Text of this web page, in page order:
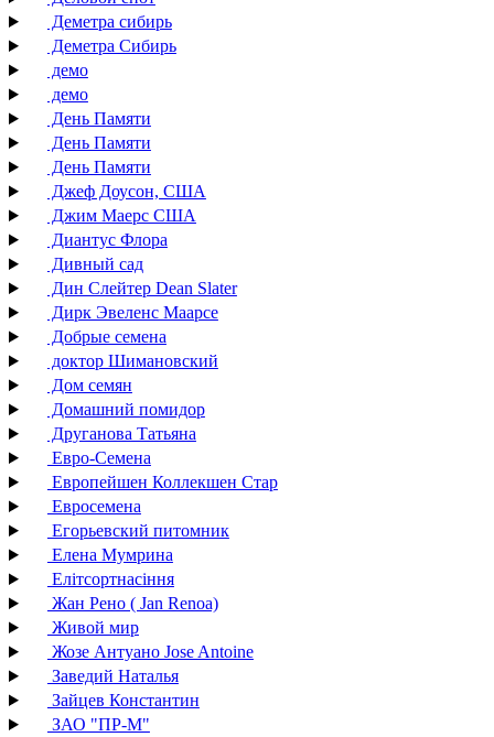
Деметра сибирь
Деметра Сибирь
демо
демо
День Памяти
День Памяти
День Памяти
Джеф Доусон, США
Джим Маерс США
Диантус Флора
Дивный сад
Дин Слейтер Dean Slater
Дирк Эвеленс Маарсе
Добрые семена
доктор Шимановский
Дом семян
Домашний помидор
Друганова Татьяна
Евро-Семена
Европейшен Коллекшен Стар
Евросемена
Егорьевский питомник
Елена Мумрина
Елітсортнасіння
Жан Рено ( Jan Renoa)
Живой мир
Жозе Антуано Jose Antoine
Заведий Наталья
Зайцев Константин
ЗАО "ПР-М"